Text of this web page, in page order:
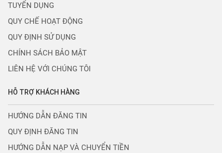
TUYỂN DỤNG
QUY CHẾ HOẠT ĐỘNG
QUY ĐỊNH SỬ DỤNG
CHÍNH SÁCH BẢO MẬT
LIÊN HỆ VỚI CHÚNG TÔI
HỖ TRỢ KHÁCH HÀNG
HƯỚNG DẪN ĐĂNG TIN
QUY ĐỊNH ĐĂNG TIN
HƯỚNG DẪN NẠP VÀ CHUYỂN TIỀN